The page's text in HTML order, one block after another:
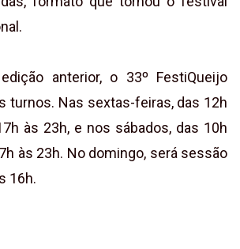
anterior, o 33º FestiQueijo
turnos. Nas sextas-feiras, das 12h
às 23h, e nos sábados, das 10h
às 23h. No domingo, será sessão
16h.